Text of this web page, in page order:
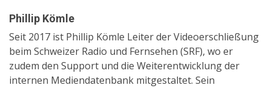
Phillip Kömle
Seit 2017 ist Phillip Kömle Leiter der Videoerschließung
beim Schweizer Radio und Fernsehen (SRF), wo er
zudem den Support und die Weiterentwicklung der
internen Mediendatenbank mitgestaltet. Sein